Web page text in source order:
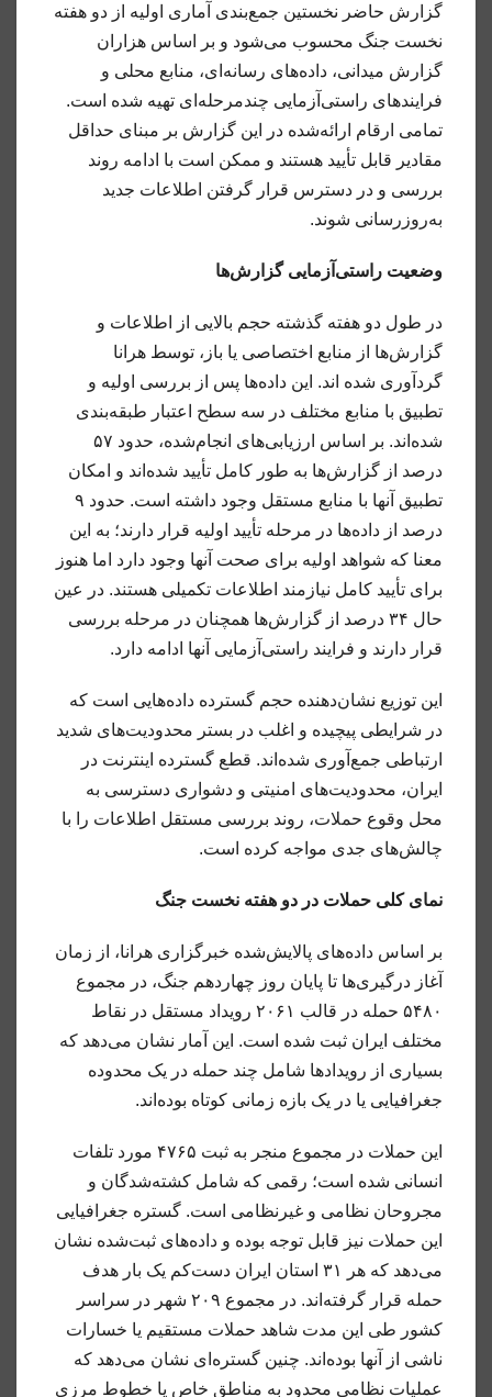
گزارش حاضر نخستین جمع‌بندی آماری اولیه از دو هفته
نخست جنگ محسوب می‌شود و بر اساس هزاران
گزارش میدانی، داده‌های رسانه‌ای، منابع محلی و
فرایندهای راستی‌آزمایی چندمرحله‌ای تهیه شده است.
تمامی ارقام ارائه‌شده در این گزارش بر مبنای حداقل
مقادیر قابل تأیید هستند و ممکن است با ادامه روند
بررسی و در دسترس قرار گرفتن اطلاعات جدید
به‌روزرسانی شوند.
وضعیت راستی‌آزمایی گزارش‌ها
در طول دو هفته گذشته حجم بالایی از اطلاعات و
گزارش‌ها از منابع اختصاصی یا باز، توسط هرانا
گردآوری شده اند. این داده‌ها پس از بررسی اولیه و
تطبیق با منابع مختلف در سه سطح اعتبار طبقه‌بندی
شده‌اند. بر اساس ارزیابی‌های انجام‌شده، حدود ۵۷
درصد از گزارش‌ها به طور کامل تأیید شده‌اند و امکان
تطبیق آنها با منابع مستقل وجود داشته است. حدود ۹
درصد از داده‌ها در مرحله تأیید اولیه قرار دارند؛ به این
معنا که شواهد اولیه برای صحت آنها وجود دارد اما هنوز
برای تأیید کامل نیازمند اطلاعات تکمیلی هستند. در عین
حال ۳۴ درصد از گزارش‌ها همچنان در مرحله بررسی
قرار دارند و فرایند راستی‌آزمایی آنها ادامه دارد.
این توزیع نشان‌دهنده حجم گسترده داده‌هایی است که
در شرایطی پیچیده و اغلب در بستر محدودیت‌های شدید
ارتباطی جمع‌آوری شده‌اند. قطع گسترده اینترنت در
ایران، محدودیت‌های امنیتی و دشواری دسترسی به
محل وقوع حملات، روند بررسی مستقل اطلاعات را با
چالش‌های جدی مواجه کرده است.
نمای کلی حملات در دو هفته نخست جنگ
بر اساس داده‌های پالایش‌شده خبرگزاری هرانا، از زمان
آغاز درگیری‌ها تا پایان روز چهاردهم جنگ، در مجموع
۵۴۸۰ حمله در قالب ۲۰۶۱ رویداد مستقل در نقاط
مختلف ایران ثبت شده است. این آمار نشان می‌دهد که
بسیاری از رویدادها شامل چند حمله در یک محدوده
جغرافیایی یا در یک بازه زمانی کوتاه بوده‌اند.
این حملات در مجموع منجر به ثبت ۴۷۶۵ مورد تلفات
انسانی شده است؛ رقمی که شامل کشته‌شدگان و
مجروحان نظامی و غیرنظامی است. گستره جغرافیایی
این حملات نیز قابل توجه بوده و داده‌های ثبت‌شده نشان
می‌دهد که هر ۳۱ استان ایران دست‌کم یک بار هدف
حمله قرار گرفته‌اند. در مجموع ۲۰۹ شهر در سراسر
کشور طی این مدت شاهد حملات مستقیم یا خسارات
ناشی از آنها بوده‌اند. چنین گستره‌ای نشان می‌دهد که
عملیات نظامی محدود به مناطق خاص یا خطوط مرزی